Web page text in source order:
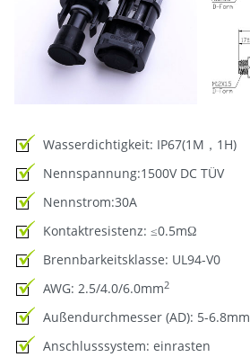
Wasserdichtigkeit: IP67(1M，1H)
Nennspannung:1500V DC TÜV
Nennstrom:30A
Kontaktresistenz: ≤0.5mΩ
Brennbarkeitsklasse: UL94-V0
AWG: 2.5/4.0/6.0mm2
Außendurchmesser (AD): 5-6.8mm
Anschlusssystem: einrasten